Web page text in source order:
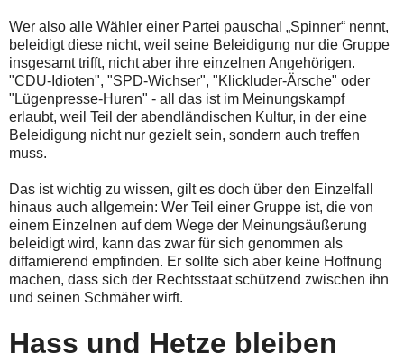
Wer also alle Wähler einer Partei pauschal „Spinner“ nennt,
beleidigt diese nicht, weil seine Beleidigung nur die Gruppe
insgesamt trifft, nicht aber ihre einzelnen Angehörigen.
"CDU-Idioten", "SPD-Wichser", "Klickluder-Ärsche" oder
"Lügenpresse-Huren" - all das ist im Meinungskampf
erlaubt, weil Teil der abendländischen Kultur, in der eine
Beleidigung nicht nur gezielt sein, sondern auch treffen
muss.
Das ist wichtig zu wissen, gilt es doch über den Einzelfall
hinaus auch allgemein: Wer Teil einer Gruppe ist, die von
einem Einzelnen auf dem Wege der Meinungsäußerung
beleidigt wird, kann das zwar für sich genommen als
diffamierend empfinden. Er sollte sich aber keine Hoffnung
machen, dass sich der Rechtsstaat schützend zwischen ihn
und seinen Schmäher wirft.
Hass und Hetze bleiben